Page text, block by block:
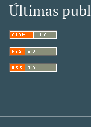
Últimas